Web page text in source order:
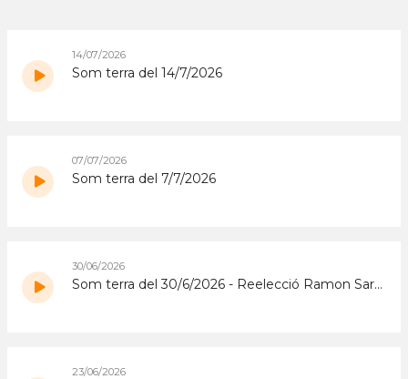
14/07/2026
Som terra del 14/7/2026
07/07/2026
Som terra del 7/7/2026
30/06/2026
Som terra del 30/6/2026 - Reelecció Ramon Sarroca FCAC
23/06/2026